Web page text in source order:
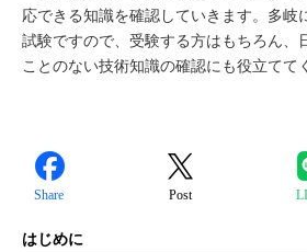
応できる知識を確認していきます。多岐
試験ですので、受験する方はもちろん、
ことのない技術知識の確認にも役立てて
Share Post
はじめに